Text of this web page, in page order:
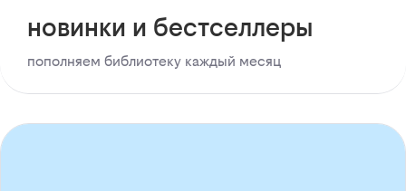
новинки и бестселлеры
пополняем библиотеку каждый месяц